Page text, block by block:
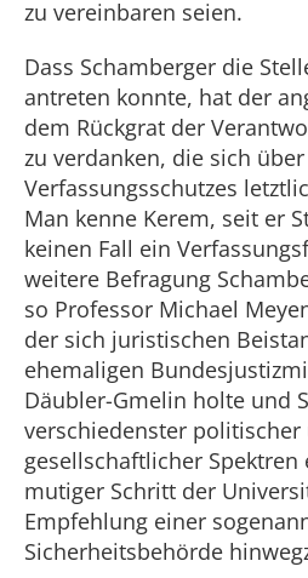
zu vereinbaren seien.
Dass Schamberger die
antreten konnte, hat der
dem Rückgrat der
zu verdanken, die sich
Verfassungsschutzes
Man kenne Kerem, seit er
keinen Fall ein
weitere Befragung
so Professor Michael
der sich juristischen
ehemaligen
Däubler-Gmelin holte und
verschiedenster politischer
gesellschaftlicher
mutiger Schritt der
Empfehlung einer
Sicherheitsbehörde